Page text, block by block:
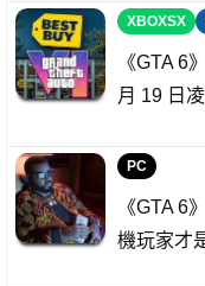
XBOXSX
《GTA 6
月 19 日
PC
《GTA 6
機玩家才